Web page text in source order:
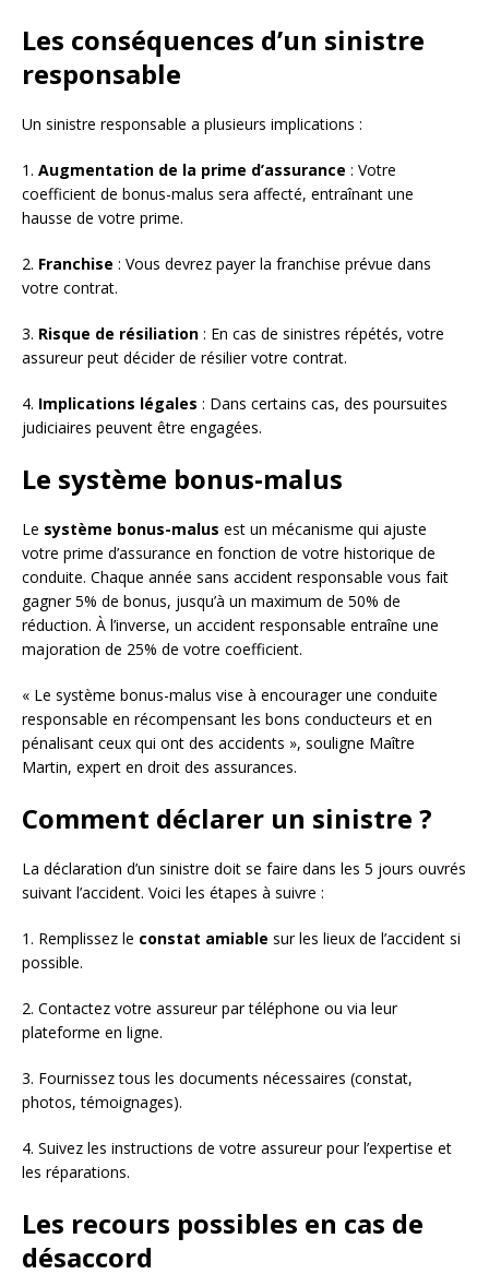
Les conséquences d’un sinistre
responsable
Un sinistre responsable a plusieurs implications :
1. Augmentation de la prime d’assurance : Votre
coefficient de bonus-malus sera affecté, entraînant une
hausse de votre prime.
2. Franchise : Vous devrez payer la franchise prévue dans
votre contrat.
3. Risque de résiliation : En cas de sinistres répétés, votre
assureur peut décider de résilier votre contrat.
4. Implications légales : Dans certains cas, des poursuites
judiciaires peuvent être engagées.
Le système bonus-malus
Le système bonus-malus est un mécanisme qui ajuste
votre prime d’assurance en fonction de votre historique de
conduite. Chaque année sans accident responsable vous fait
gagner 5% de bonus, jusqu’à un maximum de 50% de
réduction. À l’inverse, un accident responsable entraîne une
majoration de 25% de votre coefficient.
« Le système bonus-malus vise à encourager une conduite
responsable en récompensant les bons conducteurs et en
pénalisant ceux qui ont des accidents », souligne Maître
Martin, expert en droit des assurances.
Comment déclarer un sinistre ?
La déclaration d’un sinistre doit se faire dans les 5 jours ouvrés
suivant l’accident. Voici les étapes à suivre :
1. Remplissez le constat amiable sur les lieux de l’accident si
possible.
2. Contactez votre assureur par téléphone ou via leur
plateforme en ligne.
3. Fournissez tous les documents nécessaires (constat,
photos, témoignages).
4. Suivez les instructions de votre assureur pour l’expertise et
les réparations.
Les recours possibles en cas de
désaccord